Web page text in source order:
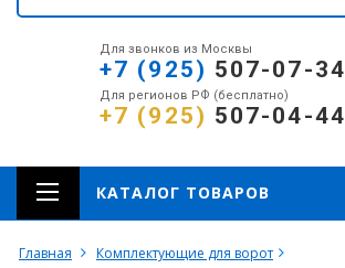
Для звонков из Москвы
+7 (925) 507-07-34
Для регионов РФ (бесплатно)
+7 (925) 507-04-44
КАТАЛОГ ТОВАРОВ
Главная
Комплектующие для ворот